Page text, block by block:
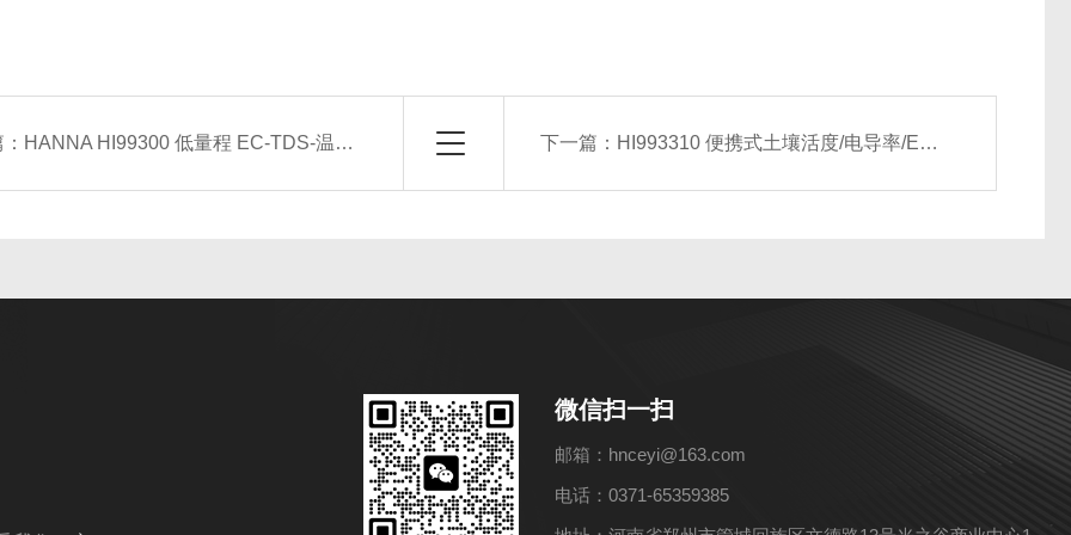
HANNA HI99300 低量程 EC-TDS-温度测定仪 下一篇： HI993310 便携式土壤活度/电导率/EC测定仪
微信扫一扫
邮箱：hnceyi@163.com
电话：0371-65359385